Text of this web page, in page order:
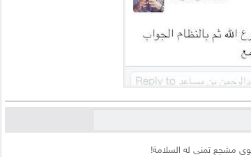
مشجع تمنى له السلامة!